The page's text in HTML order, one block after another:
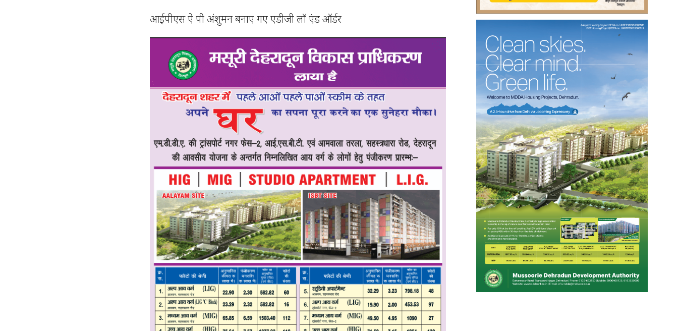
आईपीएस ऐ पी अंशुमन बनाए गए एडीजी लॉ एंड ऑर्डर